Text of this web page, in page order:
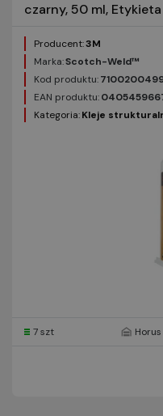
czarny, 50 ml, Etykieta
Producent:3M
Marka:Scotch-Weld™
Kod produktu:
EAN produktu:
Kategoria:Kleje
7 szt Horus